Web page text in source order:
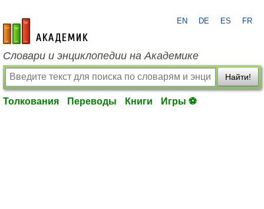
academic.ru
EN DE ES FR
Словари и энциклопедии на Академике
Найти!
Толкования Переводы Книги Игры ⚽